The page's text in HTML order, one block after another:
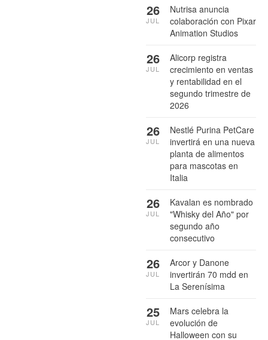
Nutrisa anuncia
colaboración con Pixar
Animation Studios
26
JUL
Alicorp registra
crecimiento en ventas
y rentabilidad en el
segundo trimestre de
2026
26
JUL
Nestlé Purina PetCare
invertirá en una nueva
planta de alimentos
para mascotas en
Italia
26
JUL
Kavalan es nombrado
"Whisky del Año" por
segundo año
consecutivo
26
JUL
Arcor y Danone
invertirán 70 mdd en
La Serenísima
26
JUL
Mars celebra la
evolución de
Halloween con su
25
JUL